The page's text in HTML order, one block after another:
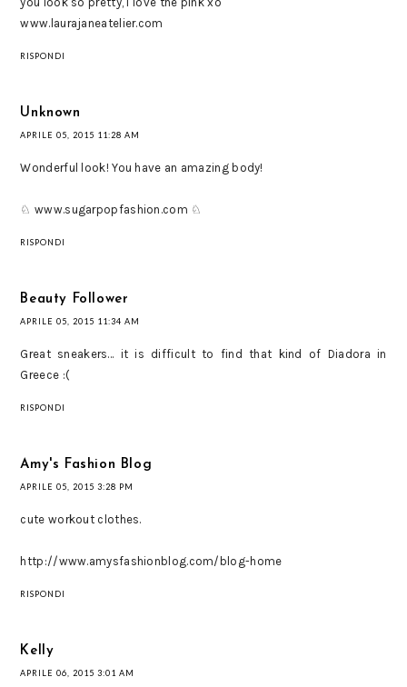
www.laurajaneatelier.com
RISPONDI
Unknown
APRILE 05, 2015 11:28 AM
Wonderful look! You have an amazing body!
♘ www.sugarpopfashion.com ♘
RISPONDI
Beauty Follower
APRILE 05, 2015 11:34 AM
Great sneakers... it is difficult to find that kind of Diadora in
Greece :(
RISPONDI
Amy's Fashion Blog
APRILE 05, 2015 3:28 PM
cute workout clothes.
http://www.amysfashionblog.com/blog-home
RISPONDI
Kelly
APRILE 06, 2015 3:01 AM